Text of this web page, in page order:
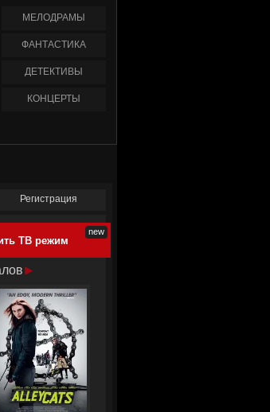
МЕЛОДРАМЫ
ФАНТАСТИКА
ДЕТЕКТИВЫ
КОНЦЕРТЫ
Регистрация
ТВ режим